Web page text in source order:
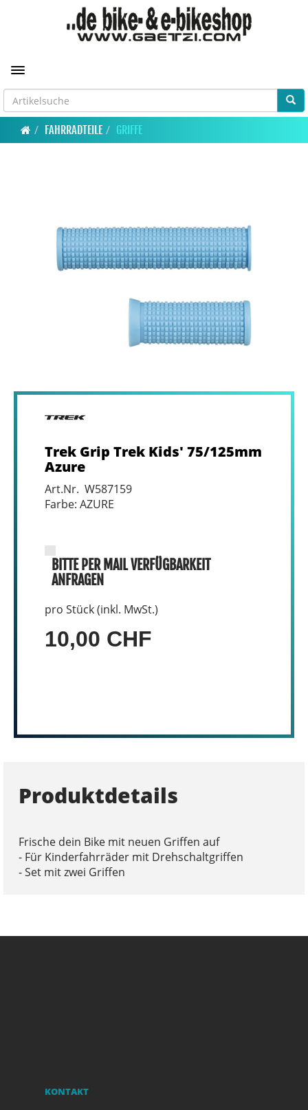
Toggle navigation
FAHRRADTEILE GRIFFE
Trek Grip Trek Kids' 75/125mm
Azure
Art.Nr. W587159
Farbe: AZURE
BITTE PER MAIL VERFÜGBARKEIT
ANFRAGEN
pro Stück (inkl. MwSt.)
10,00 CHF
Produktdetails
Frische dein Bike mit neuen Griffen auf
- Für Kinderfahrräder mit Drehschaltgriffen
- Set mit zwei Griffen
KONTAKT